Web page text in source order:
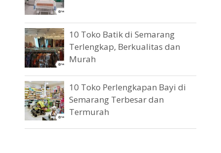
10 Toko Batik di Semarang
Terlengkap, Berkualitas dan
Murah
10 Toko Perlengkapan Bayi di
Semarang Terbesar dan
Termurah